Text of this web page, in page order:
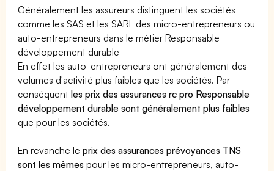
Généralement les assureurs distinguent les sociétés
comme les SAS et les SARL des micro-entrepreneurs ou
auto-entrepreneurs dans le métier Responsable
développement durable
En effet les auto-entrepreneurs ont généralement des
volumes d'activité plus faibles que les sociétés. Par
conséquentles prix des assurances rc pro Responsable
développement durable sont généralement plus faibles
que pour les sociétés.
En revanche leprix des assurances prévoyances TNS
sont les mêmes pour les micro-entrepreneurs, auto-